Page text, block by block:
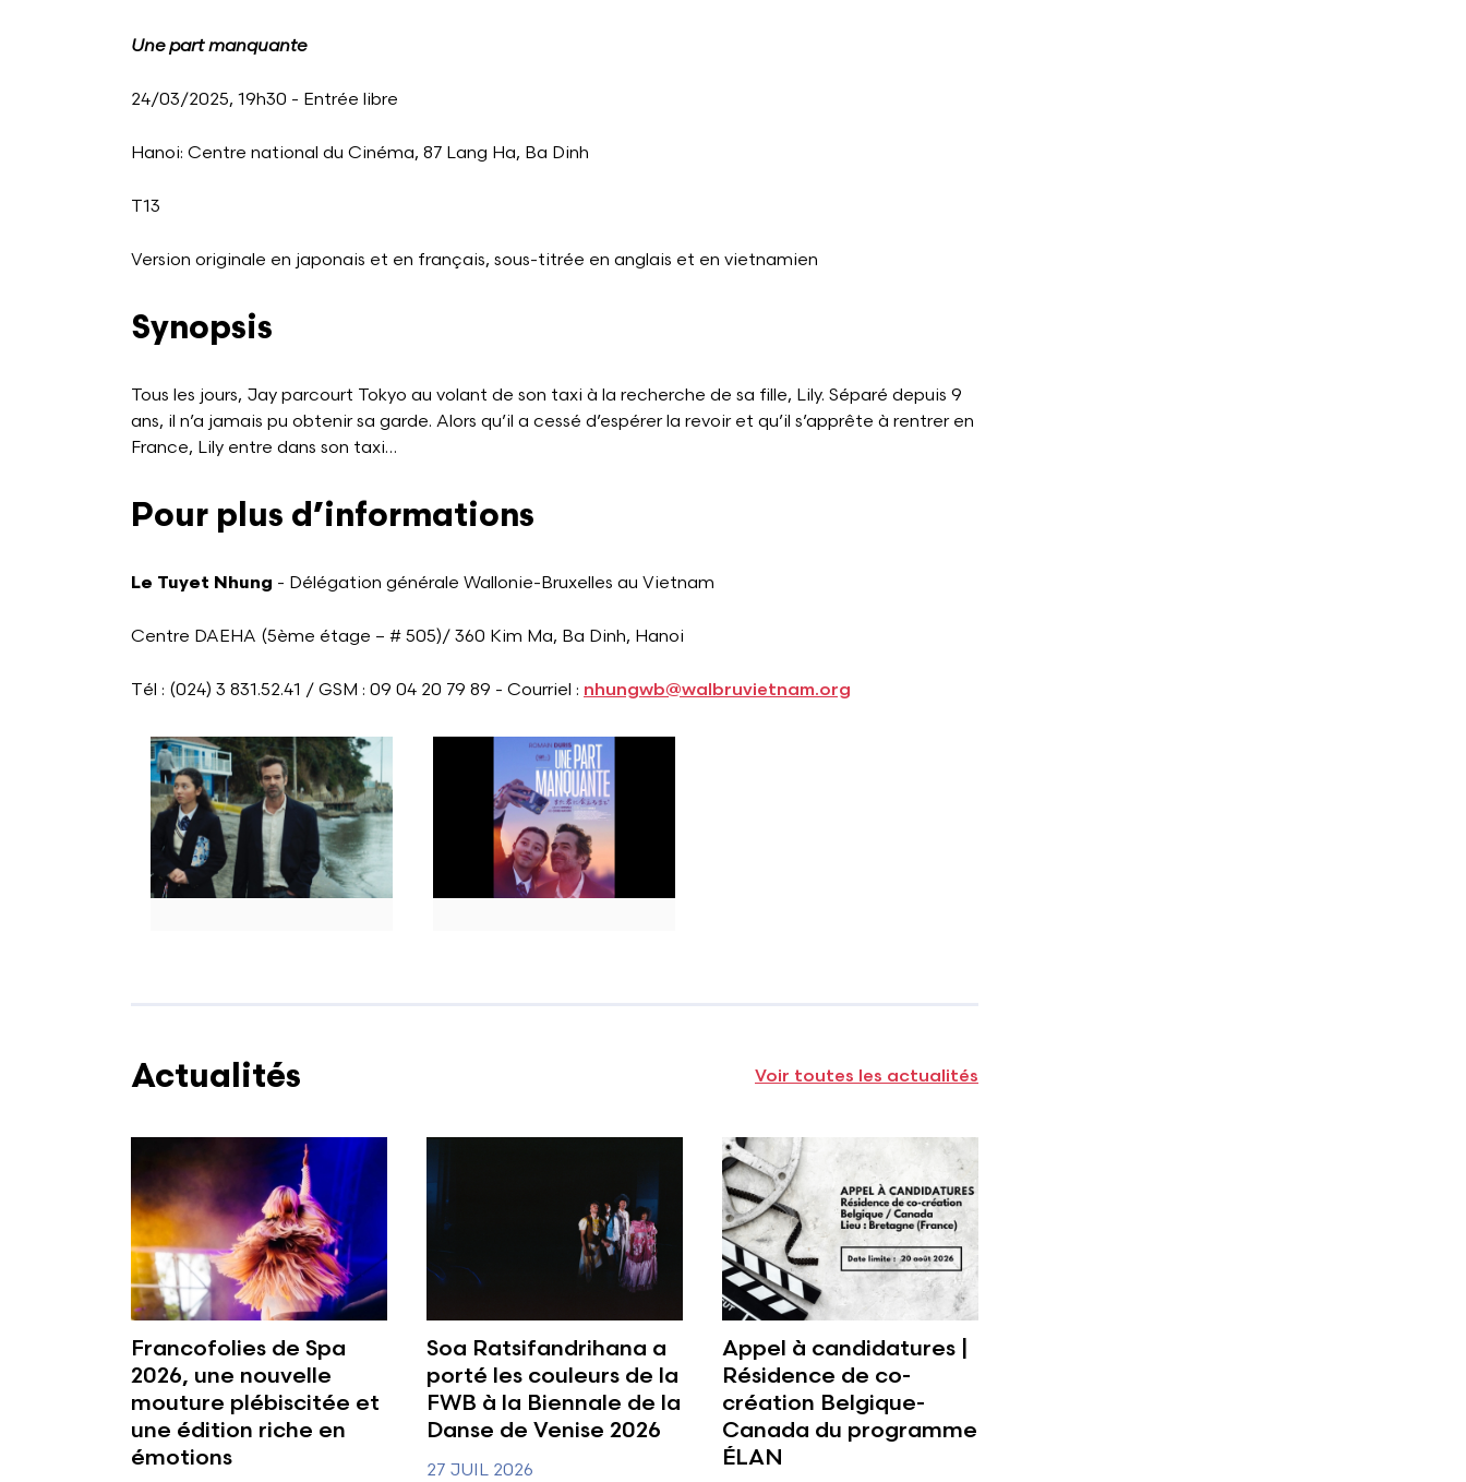
Une part manquante
24/03/2025, 19h30 - Entrée libre
Hanoi: Centre national du Cinéma, 87 Lang Ha, Ba Dinh
T13
Version originale en japonais et en français, sous-titrée en anglais et en vietnamien
Synopsis
Tous les jours, Jay parcourt Tokyo au volant de son taxi à la recherche de sa fille, Lily. Séparé depuis 9
ans, il n’a jamais pu obtenir sa garde. Alors qu’il a cessé d’espérer la revoir et qu’il s’apprête à rentrer en
France, Lily entre dans son taxi…
Pour plus d’informations
Le Tuyet Nhung - Délégation générale Wallonie-Bruxelles au Vietnam
Centre DAEHA (5ème étage – # 505)/ 360 Kim Ma, Ba Dinh, Hanoi
Tél : (024) 3 831.52.41 / GSM : 09 04 20 79 89 - Courriel : nhungwb@walbruvietnam.org
Actualités Voir toutes les actualités
Francofolies de Spa
2026, une nouvelle
mouture plébiscitée et
une édition riche en
émotions
Soa Ratsifandrihana a
porté les couleurs de la
FWB à la Biennale de la
Danse de Venise 2026
27 JUIL 2026
Appel à candidatures |
Résidence de co-
création Belgique-
Canada du programme
ÉLAN